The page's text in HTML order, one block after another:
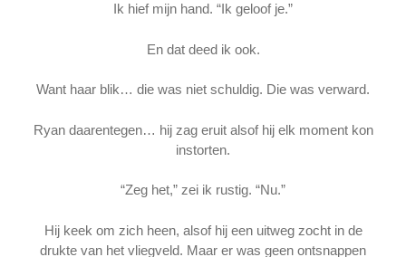
Ik hief mijn hand. “Ik geloof je.”
En dat deed ik ook.
Want haar blik… die was niet schuldig. Die was verward.
Ryan daarentegen… hij zag eruit alsof hij elk moment kon
instorten.
“Zeg het,” zei ik rustig. “Nu.”
Hij keek om zich heen, alsof hij een uitweg zocht in de
drukte van het vliegveld. Maar er was geen ontsnappen